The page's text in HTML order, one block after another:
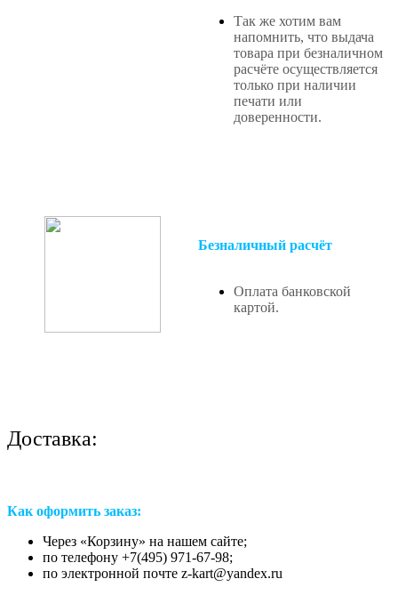
Так же хотим вам
напомнить, что выдача
товара при безналичном
расчёте осуществляется
только при наличии
печати или
доверенности.
Безналичный расчёт
Оплата банковской
картой.
Доставка:
Как оформить заказ:
Через «Корзину» на нашем сайте;
по телефону +7(495) 971-67-98;
по электронной почте z-kart@yandex.ru